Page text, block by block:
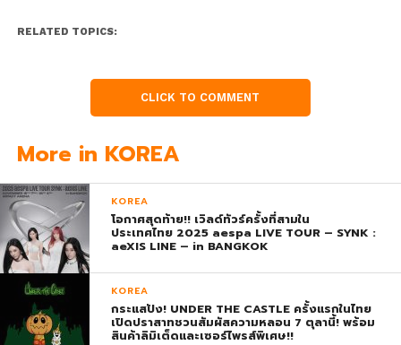
RELATED TOPICS:
CLICK TO COMMENT
More in KOREA
KOREA
โอกาศสุดท้าย!! เวิลด์ทัวร์ครั้งที่สามใน
ประเทศไทย 2025 aespa LIVE TOUR – SYNK :
aeXIS LINE – in BANGKOK
KOREA
กระแสปัง! UNDER THE CASTLE ครั้งแรกในไทย
เปิดปราสาทชวนสัมผัสความหลอน 7 ตุลานี้! พร้อม
สินค้าลิมิเต็ดและเซอร์ไพรส์พิเศษ!!